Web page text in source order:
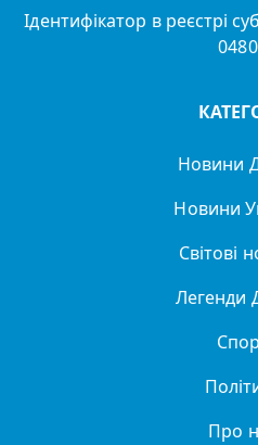
Ідентифікатор в реєстрі
Новини
Новини
Світові
Легенди
Про